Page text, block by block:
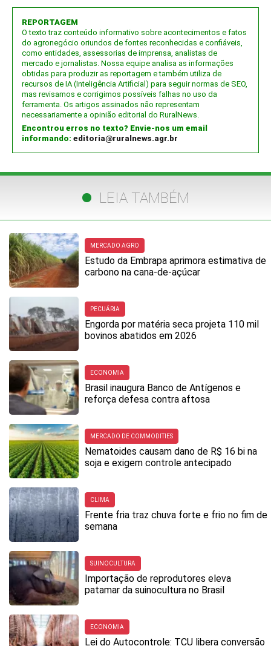
REPORTAGEM
O texto traz conteúdo informativo sobre acontecimentos e fatos
do agronegócio oriundos de fontes reconhecidas e confiáveis,
como entidades, assessorias de imprensa, analistas de
mercado e jornalistas. Nossa equipe analisa as informações
obtidas para produzir as reportagem e também utiliza de
recursos de IA (Inteligência Artificial) para seguir normas de SEO,
mas revisamos e corrigimos possíveis falhas no uso da
ferramenta. Os artigos assinados não representam
necessariamente a opinião editorial do RuralNews.
Encontrou erros no texto? Envie-nos um email
informando: editoria@ruralnews.agr.br
LEIA TAMBÉM
MERCADO AGRO
Estudo da Embrapa aprimora estimativa de
carbono na cana-de-açúcar
PECUÁRIA
Engorda por matéria seca projeta 110 mil
bovinos abatidos em 2026
ECONOMIA
Brasil inaugura Banco de Antígenos e
reforça defesa contra aftosa
MERCADO DE COMMODITIES
Nematoides causam dano de R$ 16 bi na
soja e exigem controle antecipado
CLIMA
Frente fria traz chuva forte e frio no fim de
semana
SUINOCULTURA
Importação de reprodutores eleva
patamar da suinocultura no Brasil
ECONOMIA
Lei do Autocontrole: TCU libera conversão